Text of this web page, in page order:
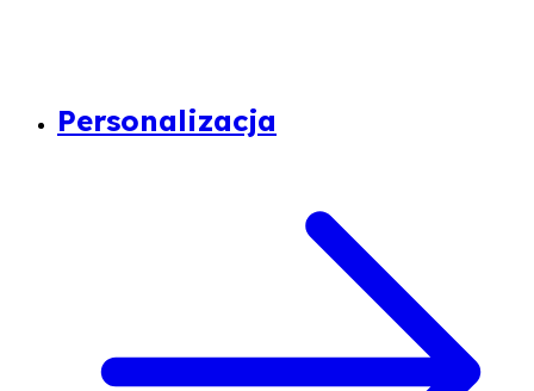
Personalizacja